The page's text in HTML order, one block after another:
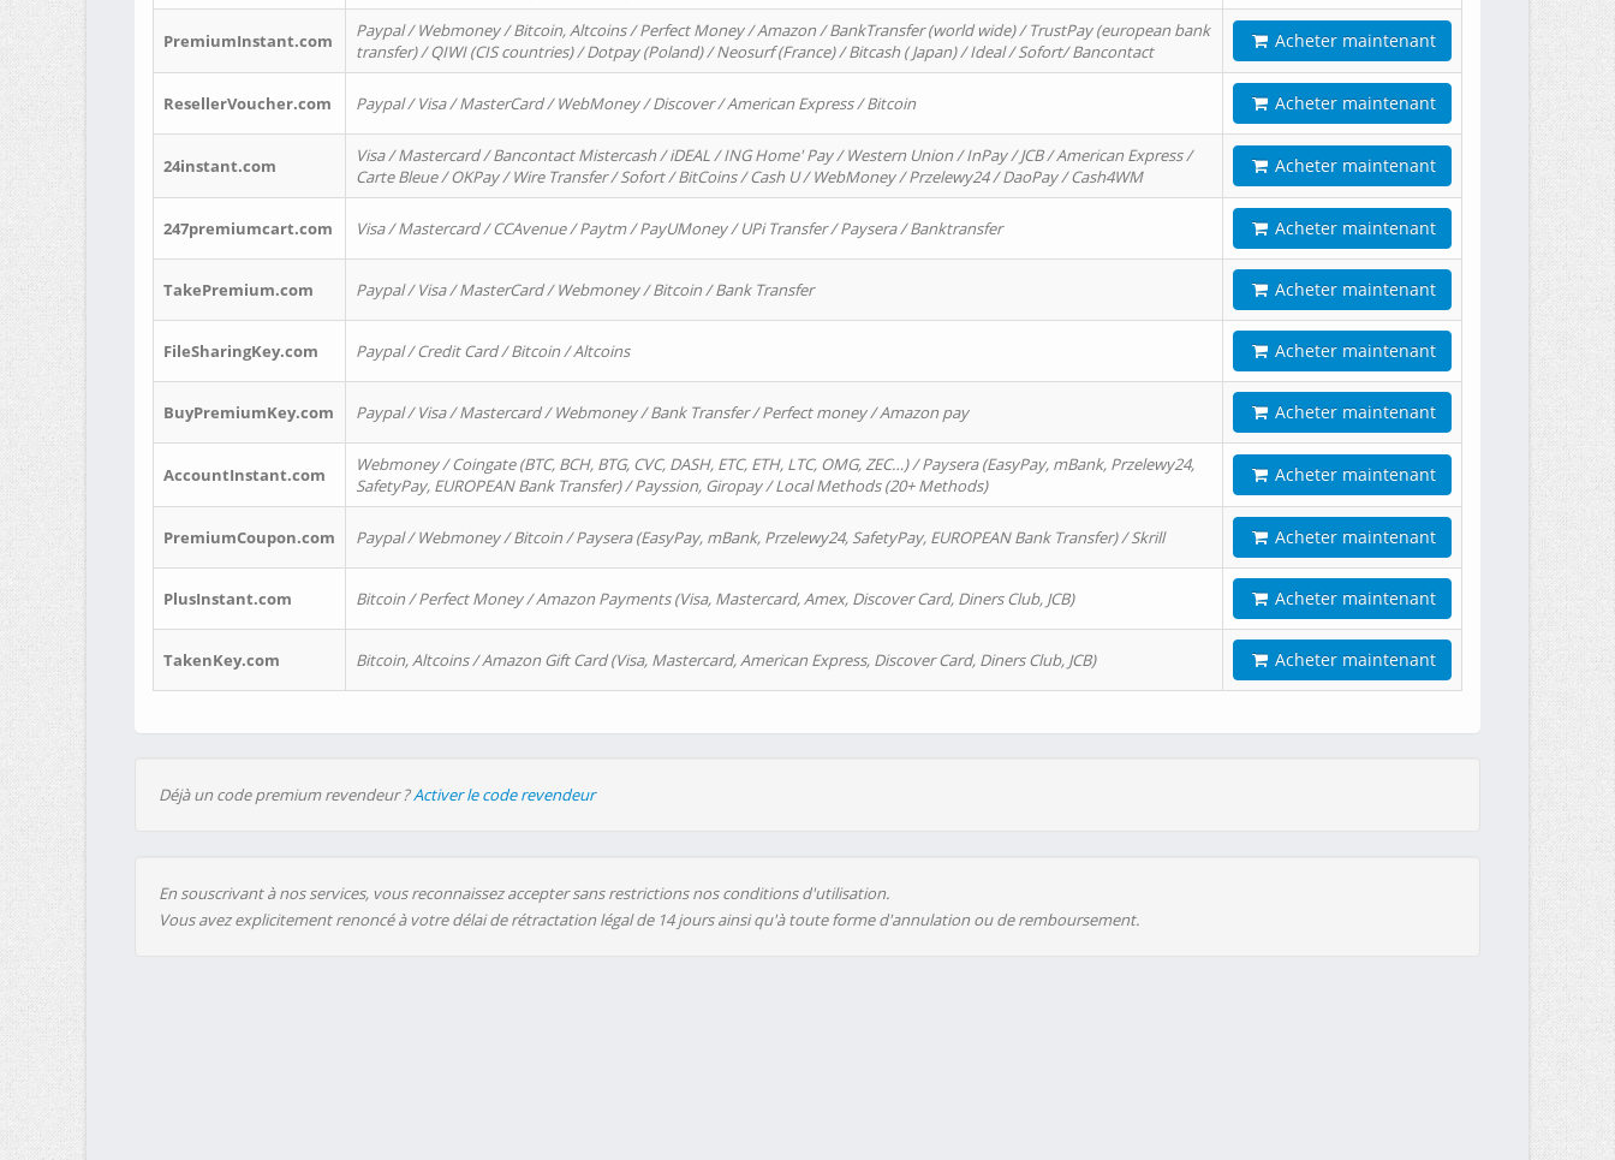
PremiumInstant.com
Paypal / Webmoney / Bitcoin, Altcoins / Perfect Money / Amazon / BankTransfer (world wide) / TrustPay (european bank
transfer) / QIWI (CIS countries) / Dotpay (Poland) / Neosurf (France) / Bitcash ( Japan) / Ideal / Sofort/ Bancontact
Acheter maintenant
ResellerVoucher.com Paypal / Visa / MasterCard / WebMoney / Discover / American Express / Bitcoin Acheter maintenant
24instant.com
Visa / Mastercard / Bancontact Mistercash / iDEAL / ING Home' Pay / Western Union / InPay / JCB / American Express /
Carte Bleue / OKPay / Wire Transfer / Sofort / BitCoins / Cash U / WebMoney / Przelewy24 / DaoPay / Cash4WM
Acheter maintenant
247premiumcart.com Visa / Mastercard / CCAvenue / Paytm / PayUMoney / UPi Transfer / Paysera / Banktransfer Acheter maintenant
TakePremium.com Paypal / Visa / MasterCard / Webmoney / Bitcoin / Bank Transfer Acheter maintenant
FileSharingKey.com Paypal / Credit Card / Bitcoin / Altcoins Acheter maintenant
BuyPremiumKey.com Paypal / Visa / Mastercard / Webmoney / Bank Transfer / Perfect money / Amazon pay Acheter maintenant
AccountInstant.com
Webmoney / Coingate (BTC, BCH, BTG, CVC, DASH, ETC, ETH, LTC, OMG, ZEC…) / Paysera (EasyPay, mBank, Przelewy24,
SafetyPay, EUROPEAN Bank Transfer) / Payssion, Giropay / Local Methods (20+ Methods)
Acheter maintenant
PremiumCoupon.com Paypal / Webmoney / Bitcoin / Paysera (EasyPay, mBank, Przelewy24, SafetyPay, EUROPEAN Bank Transfer) / Skrill Acheter maintenant
PlusInstant.com Bitcoin / Perfect Money / Amazon Payments (Visa, Mastercard, Amex, Discover Card, Diners Club, JCB) Acheter maintenant
TakenKey.com Bitcoin, Altcoins / Amazon Gift Card (Visa, Mastercard, American Express, Discover Card, Diners Club, JCB) Acheter maintenant
Déjà un code premium revendeur ?Activer le code revendeur
En souscrivant à nos services, vous reconnaissez accepter sans restrictions nos conditions d'utilisation.
Vous avez explicitement renoncé à votre délai de rétractation légal de 14 jours ainsi qu'à toute forme d'annulation ou de remboursement.